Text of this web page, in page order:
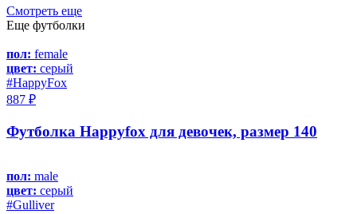
Смотреть еще
Еще футболки
пол: female
цвет: серый
#HappyFox
887 ₽
Футболка Happyfox для девочек, размер 140
пол: male
цвет: серый
#Gulliver